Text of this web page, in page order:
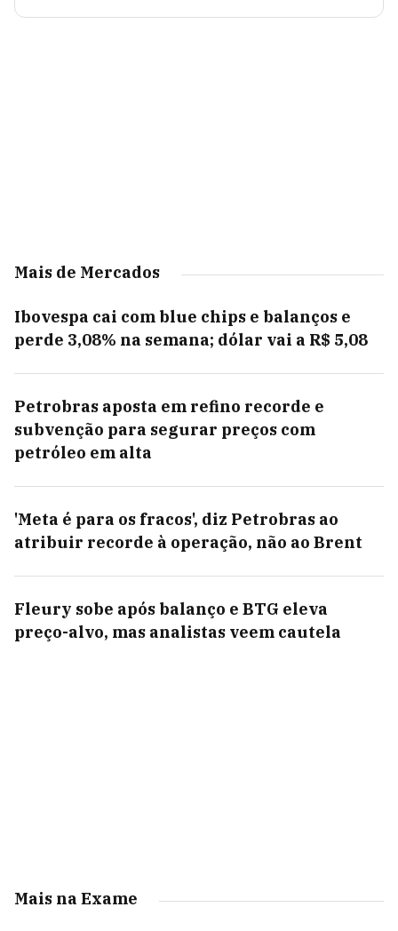
Mais de Mercados
Ibovespa cai com blue chips e balanços e
perde 3,08% na semana; dólar vai a R$ 5,08
Petrobras aposta em refino recorde e
subvenção para segurar preços com
petróleo em alta
'Meta é para os fracos', diz Petrobras ao
atribuir recorde à operação, não ao Brent
Fleury sobe após balanço e BTG eleva
preço-alvo, mas analistas veem cautela
Mais na Exame